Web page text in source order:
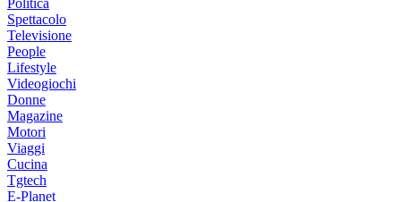
Politica
Spettacolo
Televisione
People
Lifestyle
Videogiochi
Donne
Magazine
Motori
Viaggi
Cucina
Tgtech
E-Planet